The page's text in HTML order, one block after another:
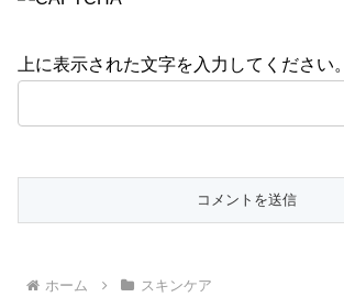
上に表示された文字を入力してください。
ホーム スキンケア